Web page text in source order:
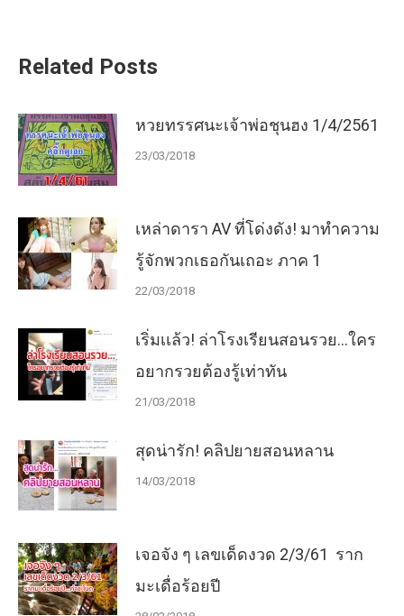
Related Posts
หวยทรรศนะเจ้าพ่อชุนฮง 1/4/2561
23/03/2018
เหล่าดารา AV ที่โด่งดัง! มาทำความ
รู้จักพวกเธอกันเถอะ ภาค 1
22/03/2018
เริ่มเเล้ว! ล่าโรงเรียนสอนรวย…ใคร
อยากรวยต้องรู้เท่าทัน
21/03/2018
สุดน่ารัก! คลิปยายสอนหลาน
14/03/2018
เจอจัง ๆ เลขเด็ดงวด 2/3/61 ราก
มะเดื่อร้อยปี